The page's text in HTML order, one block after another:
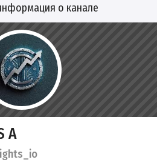
о канале
A